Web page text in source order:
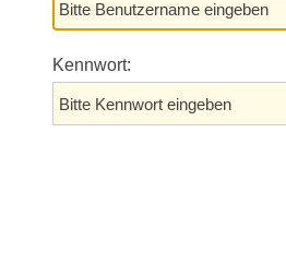
Kennwort: